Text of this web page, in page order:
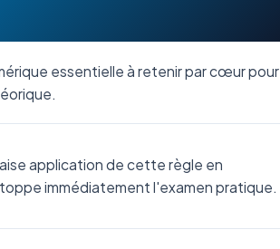
essentielle à retenir par cœur pour
application de cette règle en
immédiatement l'examen pratique.